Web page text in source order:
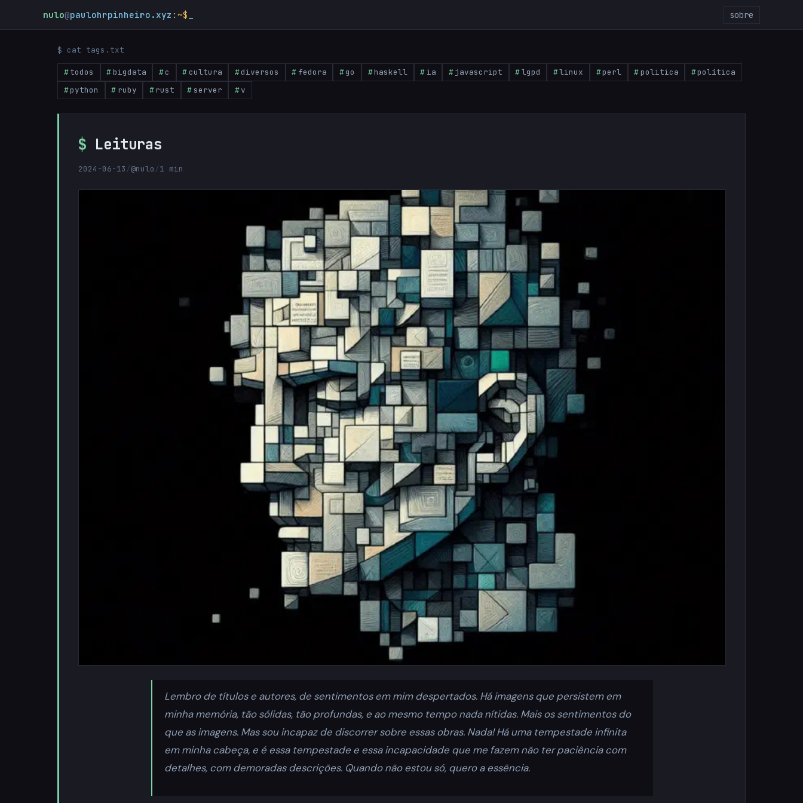
nulo@paulohrpinheiro.xyz :~$ sobre
$ cat tags.txt
todos bigdata c cultura diversos fedora go haskell ia javascript lgpd linux perl politica
política
python
ruby rust server v
Leituras
2024-06-13 /@nulo /1 min
Lembro de títulos e autores, de sentimentos em mim despertados. Há imagens que persistem em
minha memória, tão sólidas, tão profundas, e ao mesmo tempo nada nítidas. Mais os sentimentos do
que as imagens. Mas sou incapaz de discorrer sobre essas obras. Nada! Há uma tempestade infinita
em minha cabeça, e é essa tempestade e essa incapacidade que me fazem não ter paciência com
detalhes, com demoradas descrições. Quando não estou só, quero a essência.